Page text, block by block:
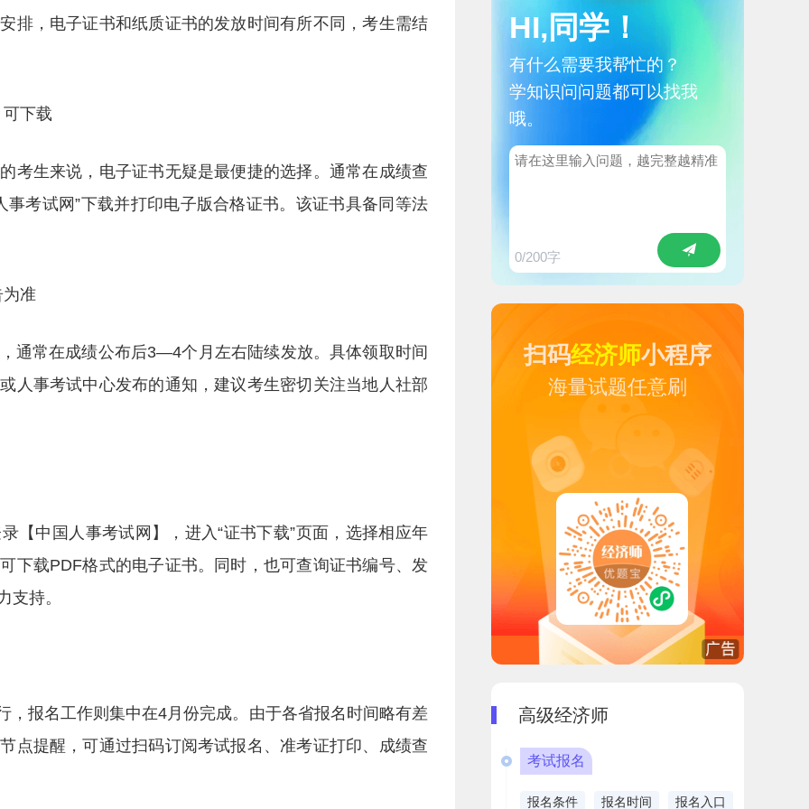
排，电子证书和纸质证书的发放时间有所不同，考生需结
下载
考生来说，电子证书无疑是最便捷的选择。通常在成绩查
考试网”下载并打印电子版合格证书。该证书具备同等法
为准
通常在成绩公布后3—4个月左右陆续发放。具体领取时间
人事考试中心发布的通知，建议考生密切关注当地人社部
【中国人事考试网】，进入“证书下载”页面，选择相应年
下载PDF格式的电子证书。同时，也可查询证书编号、发
支持。
，报名工作则集中在4月份完成。由于各省报名时间略有差
点提醒，可通过扫码订阅考试报名、准考证打印、成绩查
HI,同学！
有什么需要我帮忙的？
学知识问问题都可以找我
哦。
0/200字
扫码经济师小程序
海量试题任意刷
高级经济师
考试报名
报名条件 报名时间 报名入口